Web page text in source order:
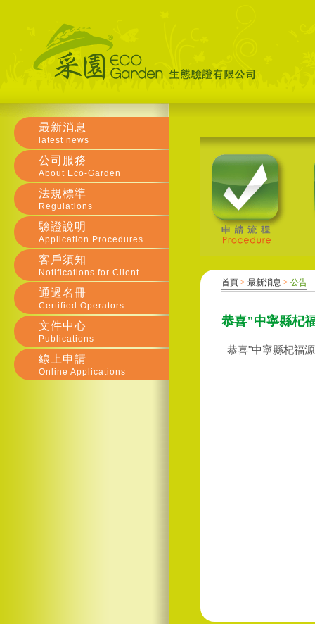
首頁 > 最新消息 > 公告
恭喜"中寧縣杞
恭喜"中寧縣杞福
最新消息
latest news
公司服務
About Eco-Garden
法規標準
Regulations
驗證說明
Application Procedures
客戶須知
Notifications for Client
通過名冊
Certified Operators
文件中心
Publications
線上申請
Online Applications